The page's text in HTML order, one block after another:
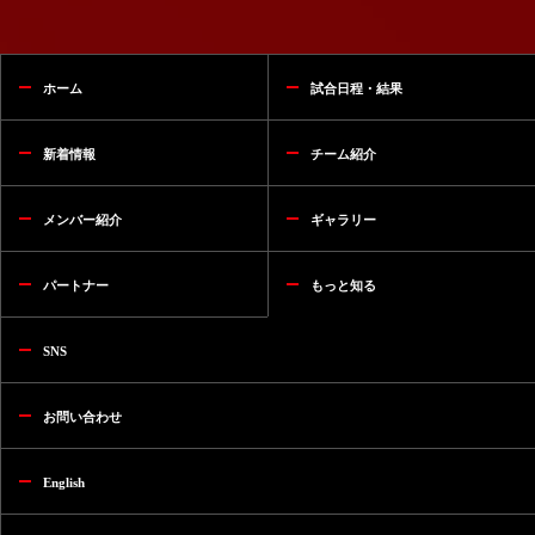
ホーム 試合日程・結果
新着情報 チーム紹介
メンバー紹介 ギャラリー
パートナー もっと知る
SNS
お問い合わせ
English